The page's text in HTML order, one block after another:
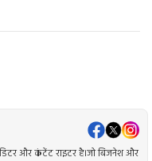
एडिटर और कंटेंट राइटर है।जो बिजनेश और